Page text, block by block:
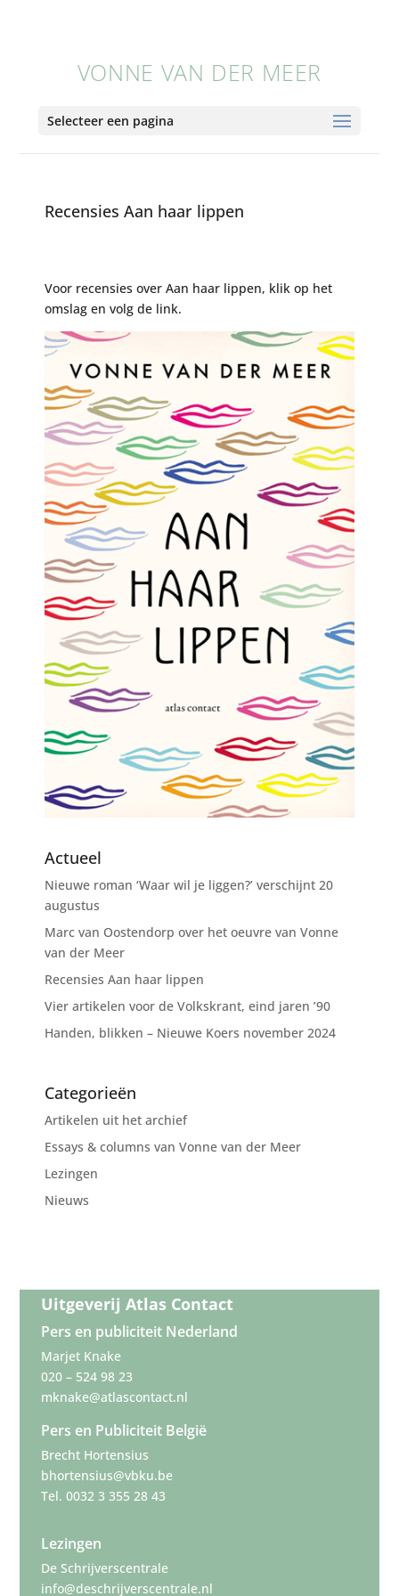
VONNE VAN DER MEER
Selecteer een pagina
Recensies Aan haar lippen
Voor recensies over Aan haar lippen, klik op het
omslag en volg de link.
Actueel
Nieuwe roman ‘Waar wil je liggen?’ verschijnt 20
augustus
Marc van Oostendorp over het oeuvre van Vonne
van der Meer
Recensies Aan haar lippen
Vier artikelen voor de Volkskrant, eind jaren ’90
Handen, blikken – Nieuwe Koers november 2024
Categorieën
Artikelen uit het archief
Essays & columns van Vonne van der Meer
Lezingen
Nieuws
Uitgeverij Atlas Contact
Pers en publiciteit Nederland
Marjet Knake
020 – 524 98 23
mknake@atlascontact.nl
Pers en Publiciteit België
Brecht Hortensius
bhortensius@vbku.be
Tel. 0032 3 355 28 43
Lezingen
De Schrijverscentrale
info@deschrijverscentrale.nl